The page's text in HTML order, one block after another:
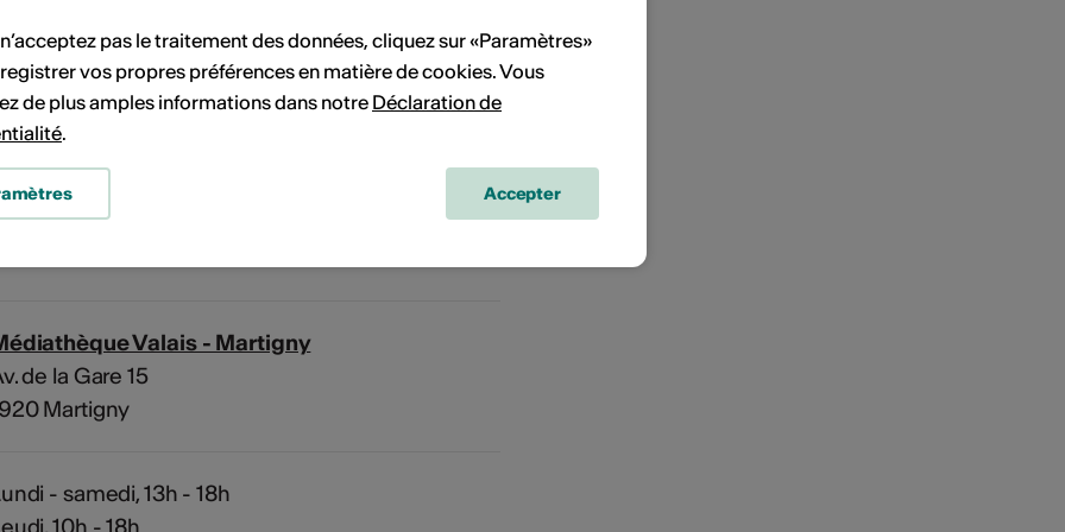
Pas de date de mise en œuvre
à votre calendrier.
Valais - Martigny
de la Gare 15
Martigny
- samedi, 13h - 18h
pas le traitement des données, cliquez sur «Paramètres»
vos propres préférences en matière de cookies. Vous
de plus amples informations dans notre Déclaration de
.
Accepter